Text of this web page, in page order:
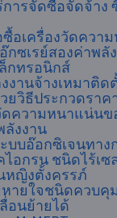
การจัดซื้อจัดจ้าง
อเครื่องวัดควา
กซเรย์สองค่าพลั
กทรอนิกส์
งานจ้างเหมาติด
ยวิธีประกวดราค
ความหนาแน่นข
ลังงาน
บบอ๊อกซิเจนทา
อกรน ชนิดไร้เซ
นหญิงตั้งครรภ์
ายใจชนิดควบคุ
อนย้ายได้